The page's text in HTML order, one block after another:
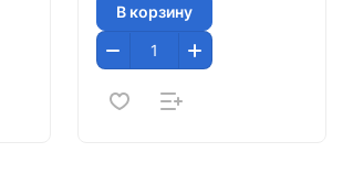
В корзину